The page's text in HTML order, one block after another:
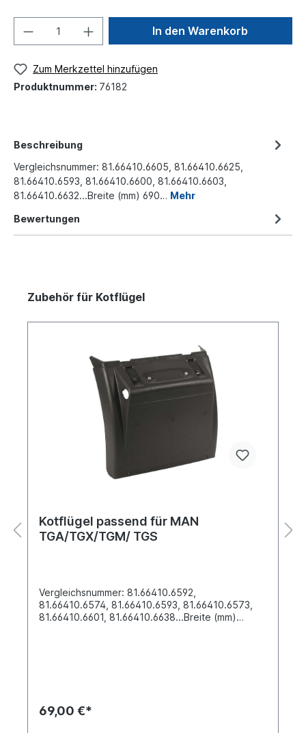
In den Warenkorb
Zum Merkzettel hinzufügen
Produktnummer: 76182
Beschreibung
Vergleichsnummer: 81.66410.6605, 81.66410.6625,
81.66410.6593, 81.66410.6600, 81.66410.6603,
81.66410.6632...Breite (mm) 690… Mehr
Bewertungen
Zubehör für Kotflügel
Kotflügel passend für MAN
TGA/TGX/TGM/ TGS
Vergleichsnummer: 81.66410.6592,
81.66410.6574, 81.66410.6593, 81.66410.6573,
81.66410.6601, 81.66410.6638...Breite (mm)
ausgeschlossen. Am einfachsten lässt sich das
69,00 €*